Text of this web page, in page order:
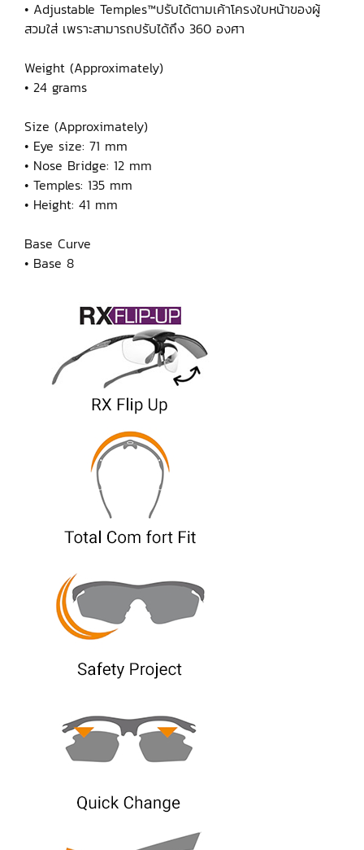
• Adjustable Temples™ปรับได้ตามเค้าโครงใบหน้าของผู้
สวมใส่ เพราะสามารถปรับได้ถึง 360 องศา
Weight (Approximately)
• 24 grams
Size (Approximately)
• Eye size: 71 mm
• Nose Bridge: 12 mm
• Temples: 135 mm
• Height: 41 mm
Base Curve
• Base 8